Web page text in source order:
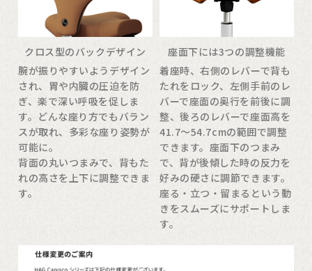
クロス型のバックデザイン
腕が振りやすいようデザイン
され、胃や内臓の圧迫を防
ぎ、楽で深い呼吸を促しま
す。どんな座り方でもバラン
スが取れ、多彩な座り姿勢が
可能に。
背面の丸いつまみで、背もた
れの高さを上下に調整できま
す。
座面下には3つの調整機能
着座時、右側のレバーで背も
たれをロック、左側手前のレ
バーで座面の奥行を前後に調
整、後ろのレバーで座面高を
41.7〜54.7cmの範囲で調整
できます。座面下のつまみ
で、背が後傾した時の反力を
好みの硬さに調節できます。
座る・立つ・留まるという動
きをスムーズにサポートしま
す。